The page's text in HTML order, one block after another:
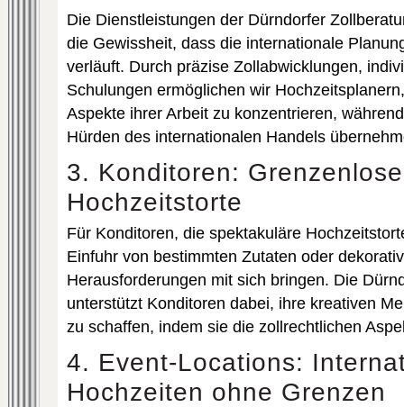
Die Dienstleistungen der Dürndorfer
die Gewissheit, dass die internationale
verläuft. Durch präzise Zollabwicklungen,
Schulungen ermöglichen wir
Aspekte ihrer Arbeit zu konzentrieren,
Hürden des internationalen Handels
3. Konditoren:
Hochzeitstorte
Für Konditoren, die spektakuläre
Einfuhr von bestimmten Zutaten oder
Herausforderungen mit sich bringen. Die
unterstützt Konditoren dabei, ihre kreativen
zu schaffen, indem sie die zollrechtlichen
4. Event-Locations:
Hochzeiten ohne Grenzen